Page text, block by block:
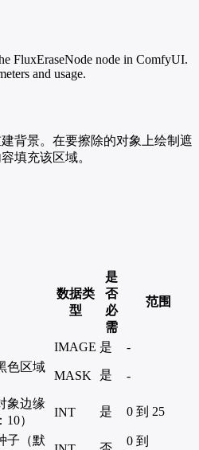
FluxEraseNode node in ComfyUI.
and usage.
背景。在要擦除的对象上绘制遮
填充该区域。
数据类
型
是
否
必
需
范围
IMAGE 是 -
色区域
MASK 是 -
象边缘
）
INT 是 0 到 25
子（默
0 到